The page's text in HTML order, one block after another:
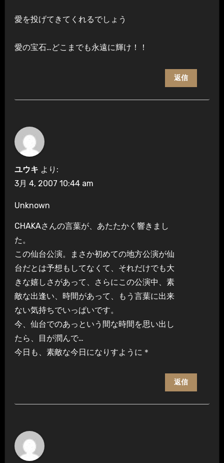
愛を投げてきてくれるでしょう
愛の宝石…どこまでも永遠に輝け！！
返信
ユウキ より:
3月 4, 2007 10:44 am
Unknown
CHAKAさんの言葉が、あたたかく響きまし
た。
この仙台公演。まさか初めての地方公演が仙
台だとは予想もしてなくて、それだけでも大
きな嬉しさがあって、さらにこの公演中、素
敵な出逢い、時間があって、もう言葉に出来
ない気持ちでいっぱいです。
今、仙台でのあっという間な時間を思い出し
たら、目が潤んで…
今日も、素敵な今日になりすように＊
返信